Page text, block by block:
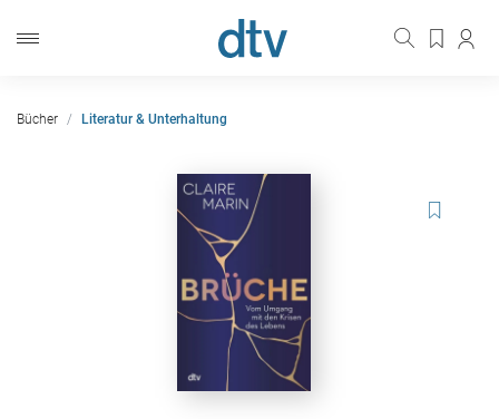
Bücher Literatur & Unterhaltung